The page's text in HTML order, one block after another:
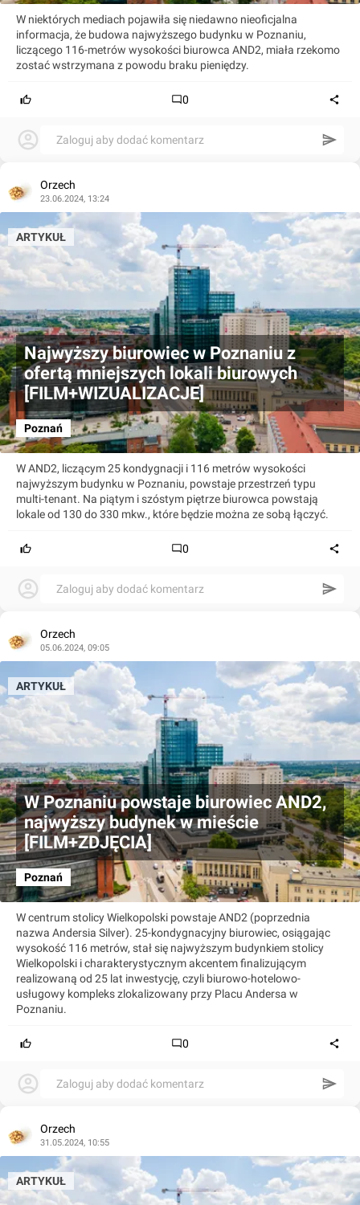
W niektórych mediach pojawiła się niedawno nieoficjalna
informacja, że budowa najwyższego budynku w Poznaniu,
liczącego 116-metrów wysokości biurowca AND2, miała rzekomo
zostać wstrzymana z powodu braku pieniędzy.
0
Zaloguj aby dodać komentarz
Orzech
23.06.2024, 13:24
Najwyższy biurowiec w Poznaniu z
ofertą mniejszych lokali biurowych
[FILM+WIZUALIZACJE]
Poznań
ARTYKUŁ
W AND2, liczącym 25 kondygnacji i 116 metrów wysokości
najwyższym budynku w Poznaniu, powstaje przestrzeń typu
multi-tenant. Na piątym i szóstym piętrze biurowca powstają
lokale od 130 do 330 mkw., które będzie można ze sobą łączyć.
0
Zaloguj aby dodać komentarz
Orzech
05.06.2024, 09:05
W Poznaniu powstaje biurowiec AND2,
najwyższy budynek w mieście
[FILM+ZDJĘCIA]
Poznań
ARTYKUŁ
W centrum stolicy Wielkopolski powstaje AND2 (poprzednia
nazwa Andersia Silver). 25-kondygnacyjny biurowiec, osiągając
wysokość 116 metrów, stał się najwyższym budynkiem stolicy
Wielkopolski i charakterystycznym akcentem finalizującym
realizowaną od 25 lat inwestycję, czyli biurowo-hotelowo-
usługowy kompleks zlokalizowany przy Placu Andersa w
Poznaniu.
0
Zaloguj aby dodać komentarz
Orzech
31.05.2024, 10:55
ARTYKUŁ